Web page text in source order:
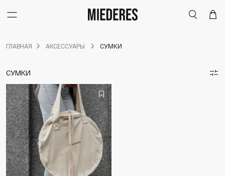
Меню Поиск
ГЛАВНАЯ АКСЕССУАРЫ СУМКИ
СУМКИ